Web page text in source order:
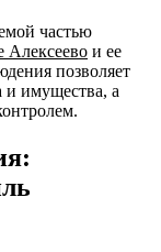
частью
Алексеево и ее
позволяет
и имущества, а